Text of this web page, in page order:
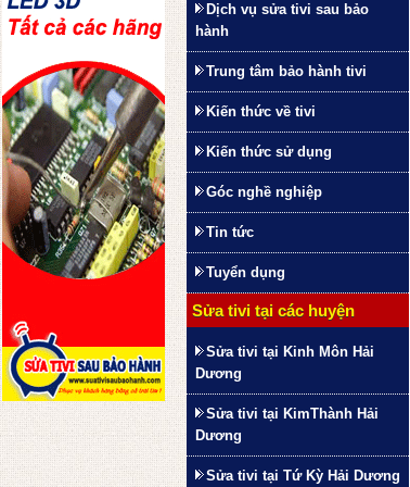
Dịch vụ sửa tivi sau bảo
hành
Trung tâm bảo hành tivi
Kiến thức về tivi
Kiến thức sử dụng
Góc nghề nghiệp
Tin tức
Tuyển dụng
Sửa tivi tại các huyện
Sửa tivi tại Kinh Môn Hải
Dương
Sửa tivi tại KimThành Hải
Dương
Sửa tivi tại Tứ Kỳ Hải Dương